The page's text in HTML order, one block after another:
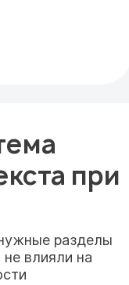
при
разделы
влияли на